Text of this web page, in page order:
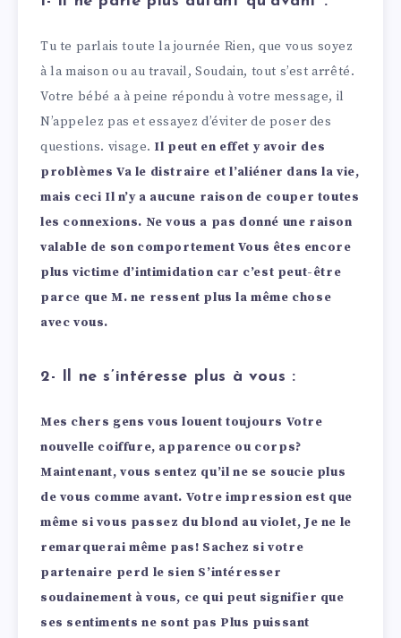
Tu te parlais toute la journée Rien, que vous soyez
à la maison ou au travail, Soudain, tout s’est arrêté.
Votre bébé a à peine répondu à votre message, il
N’appelez pas et essayez d’éviter de poser des
questions. visage. Il peut en effet y avoir des
problèmes Va le distraire et l’aliéner dans la vie,
mais ceci Il n’y a aucune raison de couper toutes
les connexions. Ne vous a pas donné une raison
valable de son comportement Vous êtes encore
plus victime d’intimidation car c’est peut-être
parce que M. ne ressent plus la même chose
avec vous.
2- Il ne s’intéresse plus à vous :
Mes chers gens vous louent toujours Votre
nouvelle coiffure, apparence ou corps?
Maintenant, vous sentez qu’il ne se soucie plus
de vous comme avant. Votre impression est que
même si vous passez du blond au violet, Je ne le
remarquerai même pas! Sachez si votre
partenaire perd le sien S’intéresser
soudainement à vous, ce qui peut signifier que
ses sentiments ne sont pas Plus puissant